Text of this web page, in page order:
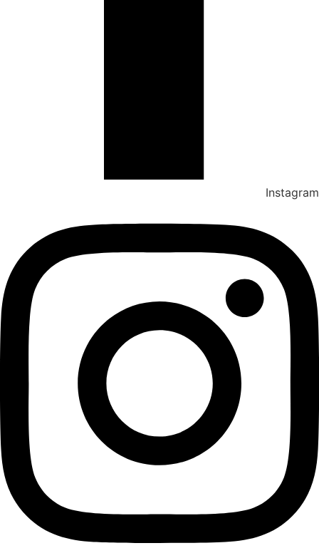
Instagram